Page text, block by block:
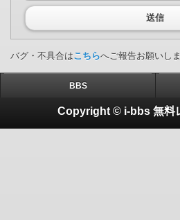
送信
バグ・不具合はこちらへご報告お願いし
BBS
Copyright © i-bbs 無料